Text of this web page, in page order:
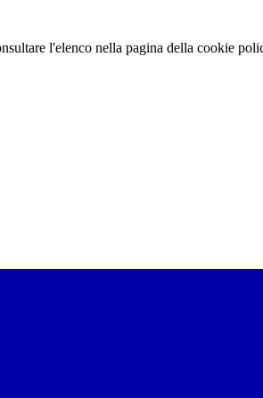
l'elenco nella pagina della cookie